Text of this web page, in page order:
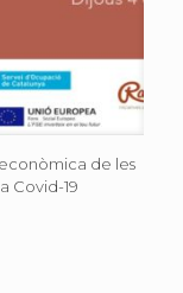
de les
Covid-19